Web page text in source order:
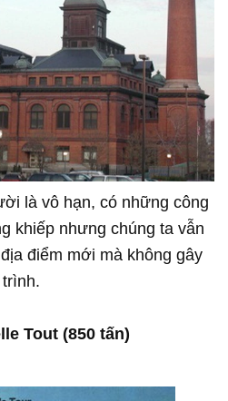
là vô hạn, có những công
khiếp nhưng chúng ta vẫn
điểm mới mà không gây
Tout (850 tấn)